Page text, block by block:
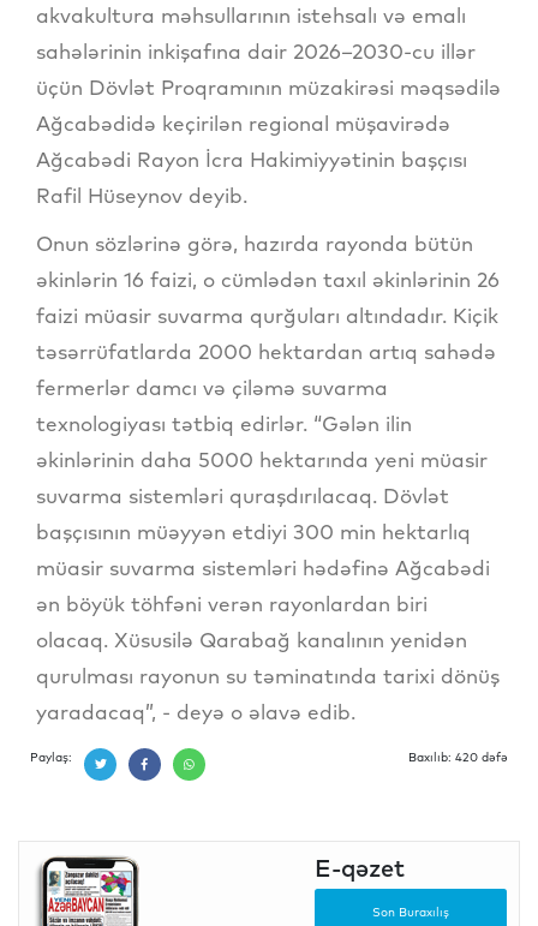
akvakultura məhsullarının istehsalı və emalı
sahələrinin inkişafına dair 2026–2030-cu illər
üçün Dövlət Proqramının müzakirəsi məqsədilə
Ağcabədidə keçirilən regional müşavirədə
Ağcabədi Rayon İcra Hakimiyyətinin başçısı
Rafil Hüseynov deyib.
Onun sözlərinə görə, hazırda rayonda bütün
əkinlərin 16 faizi, o cümlədən taxıl əkinlərinin 26
faizi müasir suvarma qurğuları altındadır. Kiçik
təsərrüfatlarda 2000 hektardan artıq sahədə
fermerlər damcı və çiləmə suvarma
texnologiyası tətbiq edirlər. “Gələn ilin
əkinlərinin daha 5000 hektarında yeni müasir
suvarma sistemləri quraşdırılacaq. Dövlət
başçısının müəyyən etdiyi 300 min hektarlıq
müasir suvarma sistemləri hədəfinə Ağcabədi
ən böyük töhfəni verən rayonlardan biri
olacaq. Xüsusilə Qarabağ kanalının yenidən
qurulması rayonun su təminatında tarixi dönüş
yaradacaq”, - deyə o əlavə edib.
Paylaş: Baxılıb: 420 dəfə
E-qəzet
Son Buraxılış